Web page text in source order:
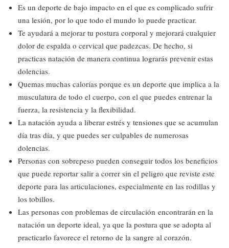
Es un deporte de bajo impacto en el que es complicado sufrir
una lesión, por lo que todo el mundo lo puede practicar.
Te ayudará a mejorar tu postura corporal y mejorará cualquier
dolor de espalda o cervical que padezcas. De hecho, si
practicas natación de manera continua lograrás prevenir estas
dolencias.
Quemas muchas calorías porque es un deporte que implica a la
musculatura de todo el cuerpo, con el que puedes entrenar la
fuerza, la resistencia y la flexibilidad.
La natación ayuda a liberar estrés y tensiones que se acumulan
día tras día, y que puedes ser culpables de numerosas
dolencias.
Personas con sobrepeso pueden conseguir todos los beneficios
que puede reportar salir a correr sin el peligro que reviste este
deporte para las articulaciones, especialmente en las rodillas y
los tobillos.
Las personas con problemas de circulación encontrarán en la
natación un deporte ideal, ya que la postura que se adopta al
practicarlo favorece el retorno de la sangre al corazón.